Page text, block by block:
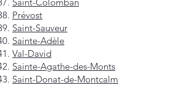
Prévost
Saint-Sauveur
Sainte-Adèle
Val-David
Sainte-Agathe-des-Monts
Saint-Donat-de-Montcalm